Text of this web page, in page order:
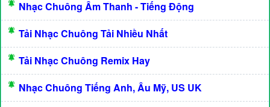
Nhạc Chuông Âm Thanh - Tiếng Động
Tải Nhạc Chuông Tải Nhiều Nhất
Tải Nhạc Chuông Remix Hay
Nhạc Chuông Tiếng Anh, Âu Mỹ, US UK